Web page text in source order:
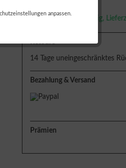
anpassen.
Sofort versandfertig,
14 Tage uneingeschränktes
Bezahlung & Versand
Prämien